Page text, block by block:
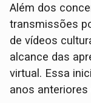
Além dos
transmissões
de vídeos
alcance das
virtual. Essa
anos